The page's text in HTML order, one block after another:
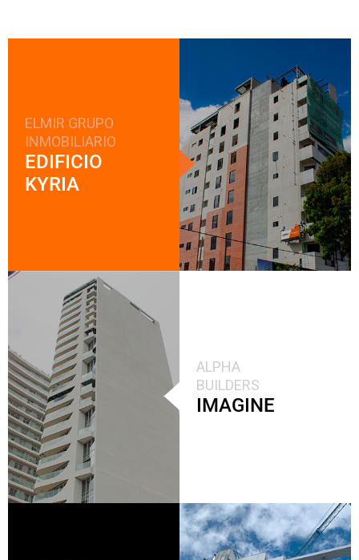
ELMIR GRUPO
INMOBILIARIO
EDIFICIO
KYRIA
ALPHA
BUILDERS
IMAGINE